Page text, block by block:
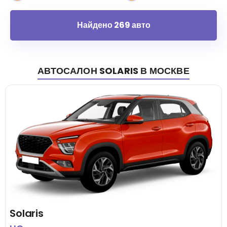
Найдено 269 авто
АВТОСАЛОН SOLARIS В МОСКВЕ
Solaris